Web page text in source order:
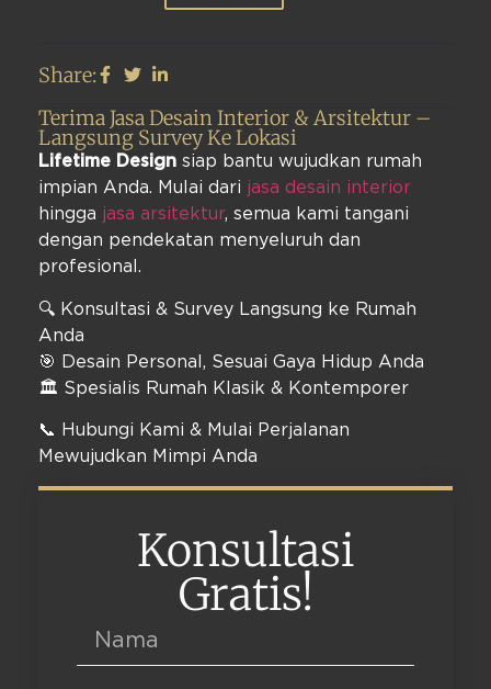
Share:
Terima Jasa Desain Interior & Arsitektur –
Langsung Survey Ke Lokasi
Lifetime Design siap bantu wujudkan rumah
impian Anda. Mulai dari jasa desain interior
hingga jasa arsitektur, semua kami tangani
dengan pendekatan menyeluruh dan
profesional.
🔍 Konsultasi & Survey Langsung ke Rumah
Anda
🎯 Desain Personal, Sesuai Gaya Hidup Anda
🏛️ Spesialis Rumah Klasik & Kontemporer
📞 Hubungi Kami & Mulai Perjalanan
Mewujudkan Mimpi Anda
Konsultasi
Gratis!